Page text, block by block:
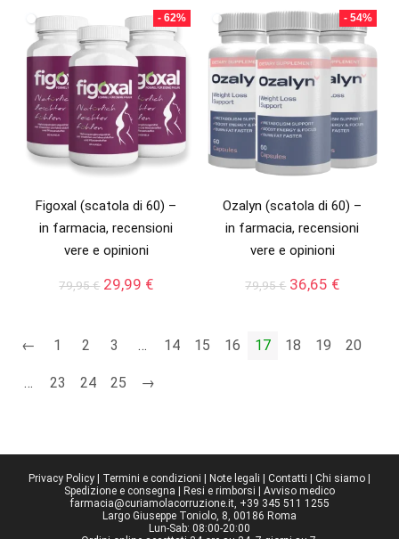
79,95 €.
è:
36,65 €.
era:
59,00 €.
è:
29,00 €.
- 62%
Figoxal (scatola di 60) –
in farmacia, recensioni
vere e opinioni
79,95€ Il
era:
79,95 €.
29,99 €Il
29,99 €.
- 54%
Ozalyn (scatola di 60) –
in farmacia, recensioni
vere e opinioni
79,95€ Il
era:
79,95 €.
36,65 €Il
è:
36,65 €.
← 1 2 3 … 14 15 16 17 18 19 20
… 23 24 25 →
Privacy Policy Termini e condizioni Note legali Contatti Chi siamo
Spedizione e consegna
Resi e rimborsi
Avviso medico
farmacia@curiamolacorruzione.it, +39 345 511 1255
Largo Giuseppe Toniolo, 8, 00186 Roma
Lun-Sab: 08:00-20:00